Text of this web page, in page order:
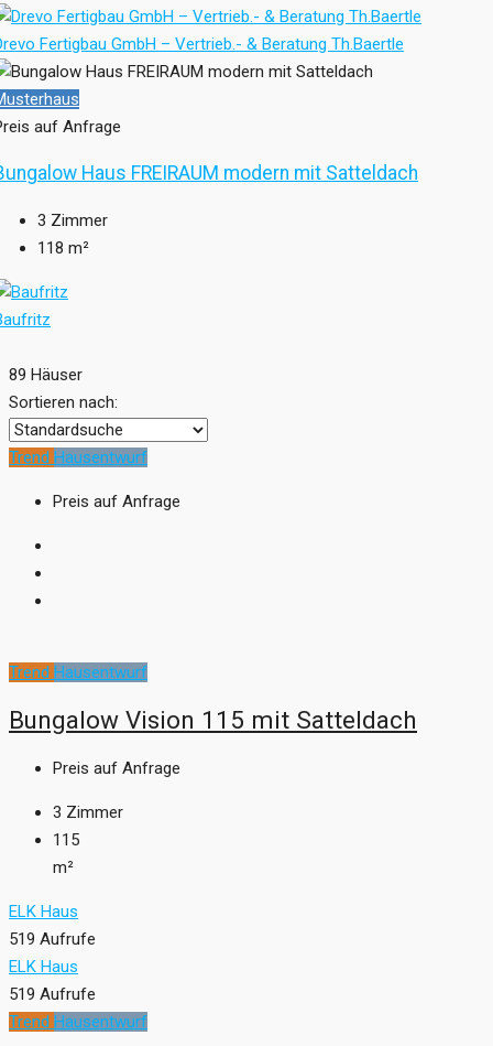
Fertigbau GmbH – Vertrieb.- & Beratung Th.Baertle
auf Anfrage
Haus FREIRAUM modern mit Satteldach
3 Zimmer
118 m²
89 Häuser
Sortieren nach:
Trend Hausentwurf
Preis auf Anfrage
Trend Hausentwurf
Bungalow Vision 115 mit Satteldach
Preis auf Anfrage
3 Zimmer
115
m²
ELK Haus
519 Aufrufe
ELK Haus
519 Aufrufe
Trend Hausentwurf